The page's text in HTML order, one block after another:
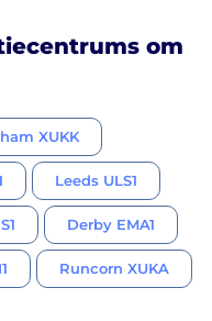
om
XUKK
Leeds ULS1
Derby EMA1
Runcorn XUKA